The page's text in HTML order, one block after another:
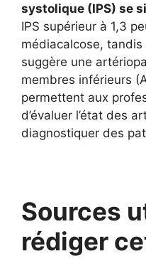
systolique (IPS) se
IPS supérieur à 1,3
médiacalcose, tandis
suggère une
membres inférieurs
permettent aux
d’évaluer l’état des
diagnostiquer des
Sources
rédiger